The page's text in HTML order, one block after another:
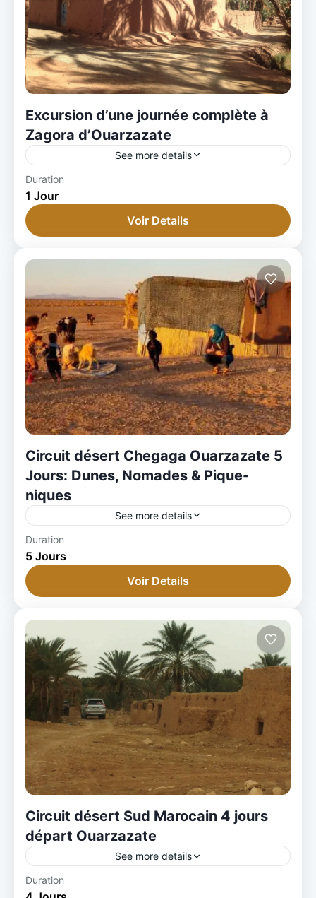
Excursion d’une journée complète à
Zagora d’Ouarzazate
See more details
Duration
1 Jour
Voir Details
Circuit désert Chegaga Ouarzazate 5
Jours: Dunes, Nomades & Pique-
niques
See more details
1 Person
Duration
5 Jours
Voir Details
Circuit désert Sud Marocain 4 jours
départ Ouarzazate
See more details
Duration